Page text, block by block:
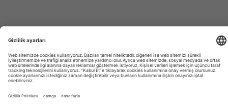
news,
noticias
turismo,
Tourismus
Nachrichten,
туризма,